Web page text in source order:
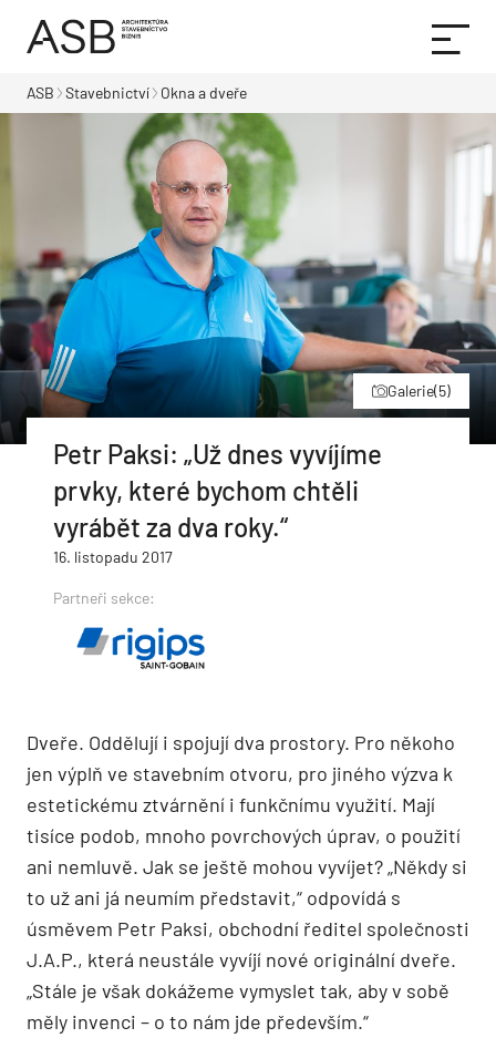
ASB Stavebnictví Okna a dveře
Galerie(5)
Petr Paksi: „Už dnes vyvíjíme
prvky, které bychom chtěli
vyrábět za dva roky.“
16. listopadu 2017
Partneři sekce:
Dveře. Oddělují i spojují dva prostory. Pro někoho
jen výplň ve stavebním otvoru, pro jiného výzva k
estetickému ztvárnění i funkčnímu využití. Mají
tisíce podob, mnoho povrchových úprav, o použití
ani nemluvě. Jak se ještě mohou vyvíjet? „Někdy si
to už ani já neumím představit,“ odpovídá s
úsměvem Petr Paksi, obchodní ředitel společnosti
J.A.P., která neustále vyvíjí nové originální dveře.
„Stále je však dokážeme vymyslet tak, aby v sobě
měly invenci – o to nám jde především.“